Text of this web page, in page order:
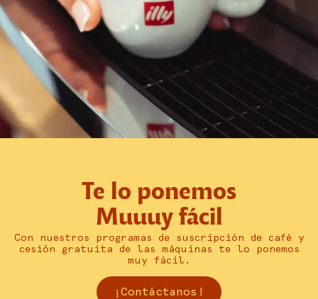
Te lo ponemos
Muuuy fácil
Con nuestros programas de suscripción de café y
cesión gratuita de las máquinas te lo ponemos
muy fácil.
¡Contáctanos!